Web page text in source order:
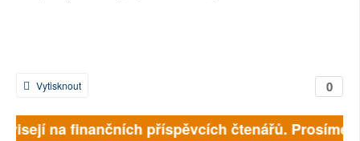
0
Vytisknout
na finančních příspěvcích čtenářů. Prosíme,